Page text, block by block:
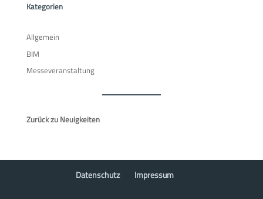
Kategorien
Allgemein
BIM
Messeveranstaltung
Zurück zu Neuigkeiten
Datenschutz Impressum